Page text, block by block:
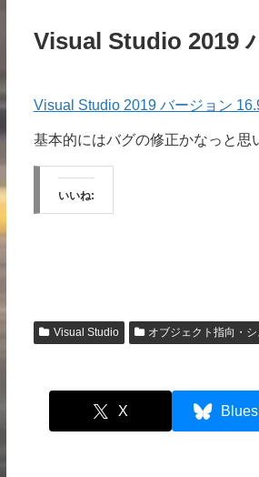
Visual Studio 2019
Visual Studio 2019 バージョン
基本的にはバグの修正かなっと思
いいね:
Visual Studio オブジェクト指向・
X